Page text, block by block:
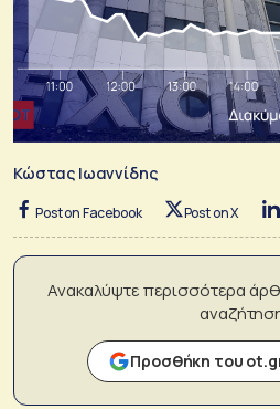
Κώστας Ιωαννίδης
Post on Facebook Post on X
Ανακαλύψτε περισσότερα
Προσθήκη του